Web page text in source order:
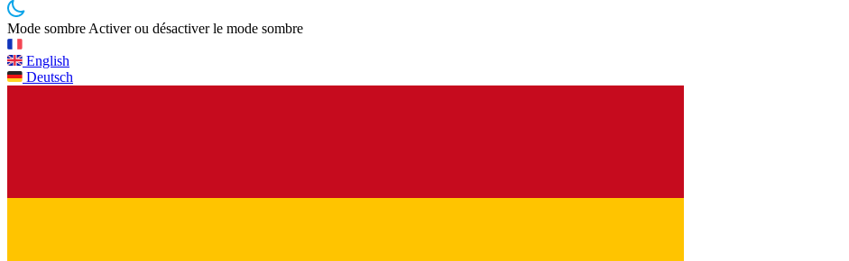
Mode sombre Activer ou désactiver le mode sombre
English
Deutsch